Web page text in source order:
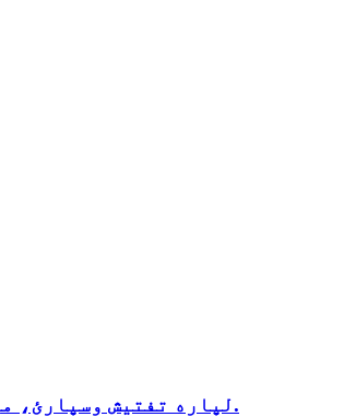
د LH1100U-D لپاره تفتیش وسپارئ، موږ به په 24 ساعتونو کې له تاسو سره اړیکه ونیسو.